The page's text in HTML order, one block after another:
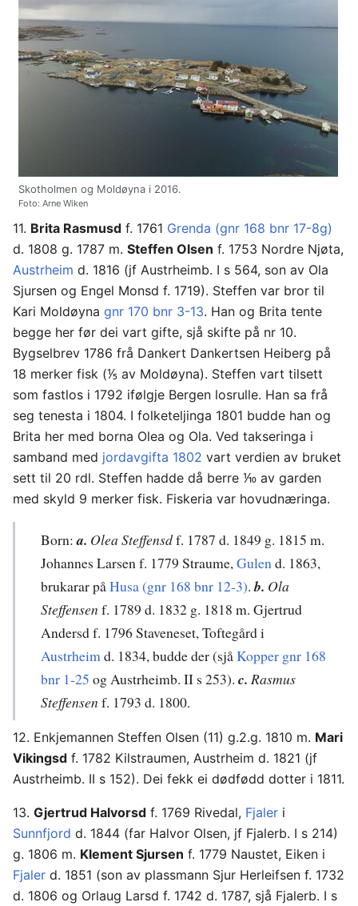
Skotholmen og Moldøyna i 2016.
Foto: Arne Wiken
11. Brita Rasmusd f. 1761 Grenda (gnr 168 bnr 17-8g)
d. 1808 g. 1787 m. Steffen Olsen f. 1753 Nordre Njøta,
Austrheim d. 1816 (jf Austrheimb. I s 564, son av Ola
Sjursen og Engel Monsd f. 1719). Steffen var bror til
Kari Moldøyna gnr 170 bnr 3-13. Han og Brita tente
begge her før dei vart gifte, sjå skifte på nr 10.
Bygselbrev 1786 frå Dankert Dankertsen Heiberg på
18 merker fisk (⅕ av Moldøyna). Steffen vart tilsett
som fastlos i 1792 ifølgje Bergen losrulle. Han sa frå
seg tenesta i 1804. I folketeljinga 1801 budde han og
Brita her med borna Olea og Ola. Ved takseringa i
samband med jordavgifta 1802 vart verdien av bruket
sett til 20 rdl. Steffen hadde då berre ⅒ av garden
med skyld 9 merker fisk. Fiskeria var hovudnæringa.
Born:a. Olea Steffensdf. 1787 d. 1849 g. 1815 m.
Johannes Larsen f. 1779 Straume,Gulend. 1863,
brukarar påHusa (gnr 168 bnr 12-3).b. Ola
Steffensen f. 1789 d. 1832 g. 1818 m. Gjertrud
Andersd f. 1796 Staveneset, Toftegård i
Austrheimd. 1834, budde der (sjåKopper gnr 168
bnr 1-25 og Austrheimb. II s 253). c. Rasmus
Steffensen f. 1793 d. 1800.
12. Enkjemannen Steffen Olsen (11) g.2.g. 1810 m. Mari
Vikingsd f. 1782 Kilstraumen, Austrheim d. 1821 (jf
Austrheimb. II s 152). Dei fekk ei dødfødd dotter i 1811.
13. Gjertrud Halvorsd f. 1769 Rivedal, Fjaler i
Sunnfjord d. 1844 (far Halvor Olsen, jf Fjalerb. I s 214)
g. 1806 m. Klement Sjursen f. 1779 Naustet, Eiken i
Fjaler d. 1851 (son av plassmann Sjur Herleifsen f. 1732
d. 1806 og Orlaug Larsd f. 1742 d. 1787, sjå Fjalerb. I s